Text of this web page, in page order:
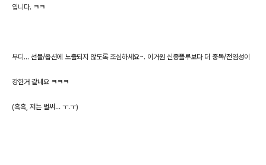
입니다. ㅋㅋ
부디... 선물/옵션에 노출되지 않도록 조심하세요~. 이거원 신종플루보다 더 중독/전염성이
강한거 같네요 ㅋㅋㅋ
(흑흑, 저는 벌써... ㅜ.ㅜ)